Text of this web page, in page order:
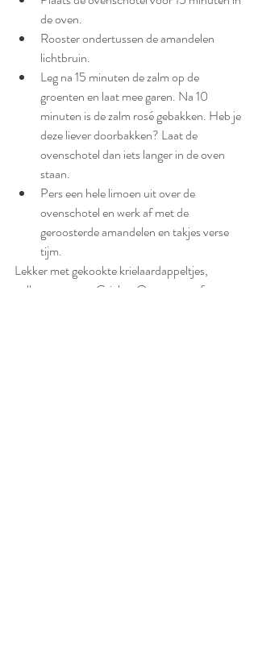
de oven.
Rooster ondertussen de amandelen
lichtbruin.
Leg na 15 minuten de zalm op de
groenten en laat mee garen. Na 10
minuten is de zalm rosé gebakken. Heb je
deze liever doorbakken? Laat de
ovenschotel dan iets langer in de oven
staan.
Pers een hele limoen uit over de
ovenschotel en werk af met de
geroosterde amandelen en takjes verse
tijm.
Lekker met gekookte krielaardappeltjes,
volkoren penne, Griekse Orzo pasta of een